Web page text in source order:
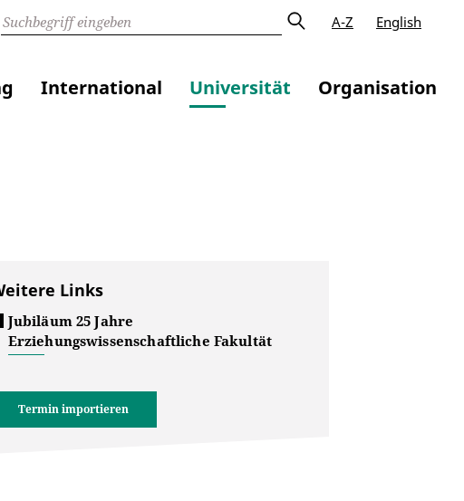
A-Z English
International Universität Organisation
Links
Jubiläum 25 Jahre
Erziehungswissenschaftliche Fakultät
Termin importieren